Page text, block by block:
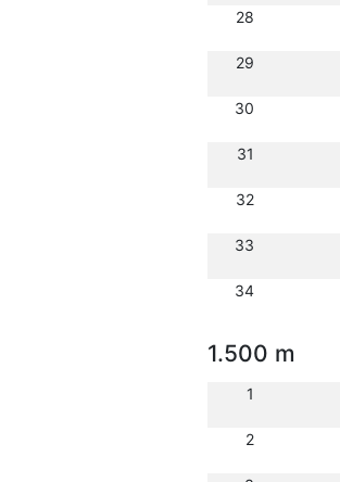
28
29
30
31
32
33
34
1.500 m
1
2